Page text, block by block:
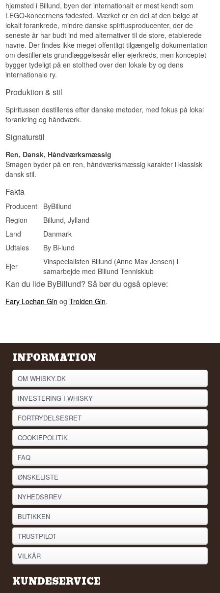
hjemsted i Billund, byen der internationalt er mest kendt som
LEGO-koncernens fødested. Mærket er en del af den bølge af
lokalt forankrede, mindre danske spiritusproducenter, der de
seneste år har budt ind med alternativer til de store, etablerede
navne. Der findes ikke meget offentligt tilgængelig dokumentation
om destilleriets grundlæggelsesår eller ejerkreds, men konceptet
bygger tydeligt på en stolthed over den lokale by og dens
internationale ry.
Produktion & stil
Spiritussen destilleres efter danske metoder, med fokus på lokal
forankring og håndværk.
Signaturstil
Ren, Dansk, Håndværksmæssig
Smagen byder på en ren, håndværksmæssig karakter i klassisk
dansk stil.
Fakta
Producent
ByBillund
Region
Billund, Jylland
Land
Danmark
Udtales
By Bi-lund
Ejer
Vinspecialisten Billund (Anne Max Jensen) i
samarbejde med Billund Tennisklub
Kan du lide ByBillund? Så bør du også opleve:
Fary Lochan Gin ogTrolden Gin.
INFORMATION
OM WHISKY.DK
INVESTERING I WHISKY
FORTRYDELSESRET
COOKIEPOLITIK
FAQ
ØNSKELISTE
NYHEDSBREV
BUTIKKEN
TRUSTPILOT
VILKÅR
KUNDESERVICE